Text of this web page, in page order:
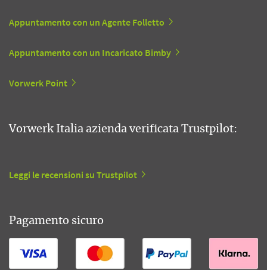
Appuntamento con un Agente Folletto
Appuntamento con un Incaricato Bimby
Vorwerk Point
Vorwerk Italia azienda verificata Trustpilot:
Leggi le recensioni su Trustpilot
Pagamento sicuro